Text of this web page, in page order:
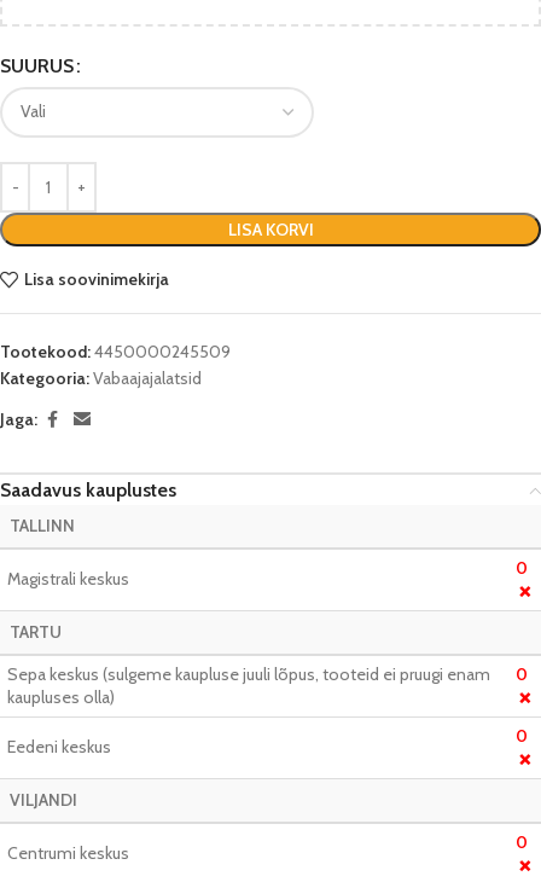
SUURUS
LISA KORVI
Lisa soovinimekirja
Tootekood:4450000245509
Kategooria:Vabaajajalatsid
Jaga:
Saadavus kauplustes
TALLINN
Magistrali keskus 0
❌
TARTU
Sepa keskus (sulgeme kaupluse juuli lõpus, tooteid ei pruugi enam
kaupluses olla)
0
❌
Eedeni keskus 0
❌
VILJANDI
Centrumi keskus 0
❌